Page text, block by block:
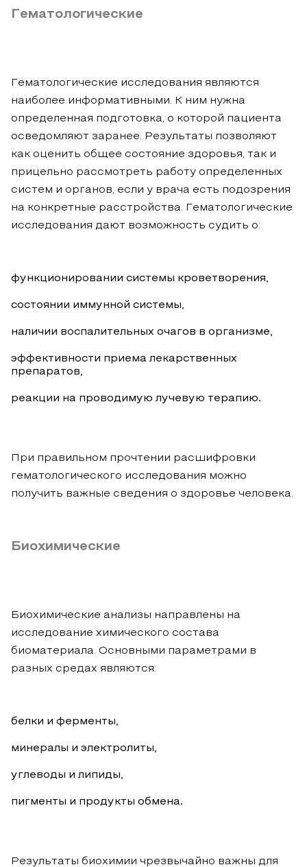
Гематологические
Гематологические исследования являются
наиболее информативными. К ним нужна
определенная подготовка, о которой пациента
осведомляют заранее. Результаты позволяют
как оценить общее состояние здоровья, так и
прицельно рассмотреть работу определенных
систем и органов, если у врача есть подозрения
на конкретные расстройства. Гематологические
исследования дают возможность судить о:
функционировании системы кроветворения,
состоянии иммунной системы,
наличии воспалительных очагов в организме,
эффективности приема лекарственных
препаратов,
реакции на проводимую лучевую терапию.
При правильном прочтении расшифровки
гематологического исследования можно
получить важные сведения о здоровье человека.
Биохимические
Биохимические анализы направлены на
исследование химического состава
биоматериала. Основными параметрами в
разных средах являются:
белки и ферменты,
минералы и электролиты,
углеводы и липиды,
пигменты и продукты обмена.
Результаты биохимии чрезвычайно важны для